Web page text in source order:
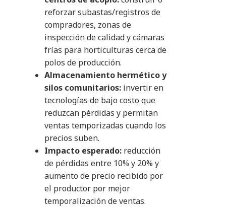
reforzar subastas/registros de
compradores, zonas de
inspección de calidad y cámaras
frías para horticulturas cerca de
polos de producción.
Almacenamiento hermético y
silos comunitarios: invertir en
tecnologías de bajo costo que
reduzcan pérdidas y permitan
ventas temporizadas cuando los
precios suben.
Impacto esperado: reducción
de pérdidas entre 10% y 20% y
aumento de precio recibido por
el productor por mejor
temporalización de ventas.